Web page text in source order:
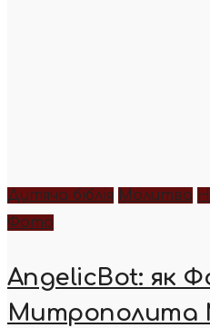
Дитяча біблія Молитва
Фото
AngelicBot: як
Митрополита